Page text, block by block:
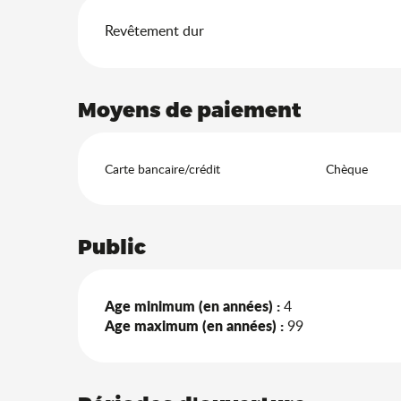
Revêtement dur
Moyens de paiement
Carte bancaire/crédit Chèque
Public
Age minimum (en années) :4
Age maximum (en années) :99